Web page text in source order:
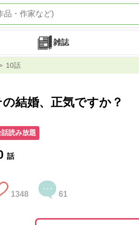
雑誌
10話
の結婚、正気ですか？
話読み放題
話
1348 61